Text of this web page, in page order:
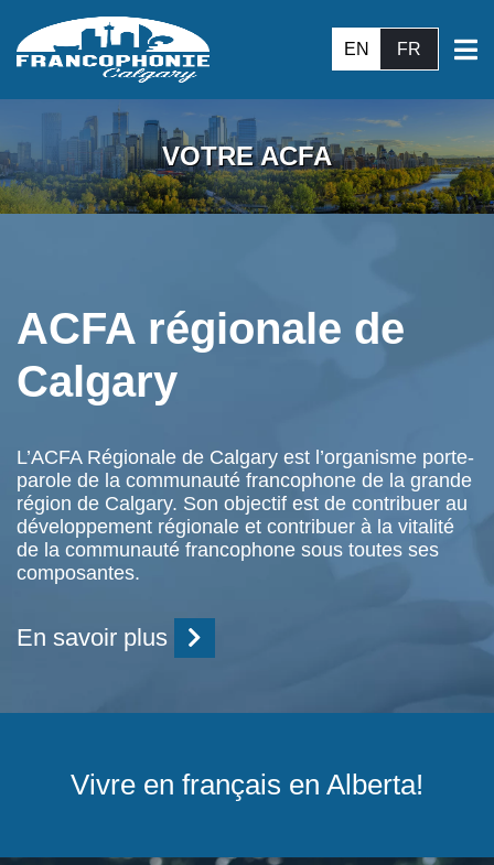
EN FR
VOTRE ACFA
ACFA régionale de
Calgary
L’ACFA Régionale de Calgary est l’organisme porte-
parole de la communauté francophone de la grande
région de Calgary. Son objectif est de contribuer au
développement régionale et contribuer à la vitalité
de la communauté francophone sous toutes ses
composantes.
En savoir plus
Vivre en français en Alberta!